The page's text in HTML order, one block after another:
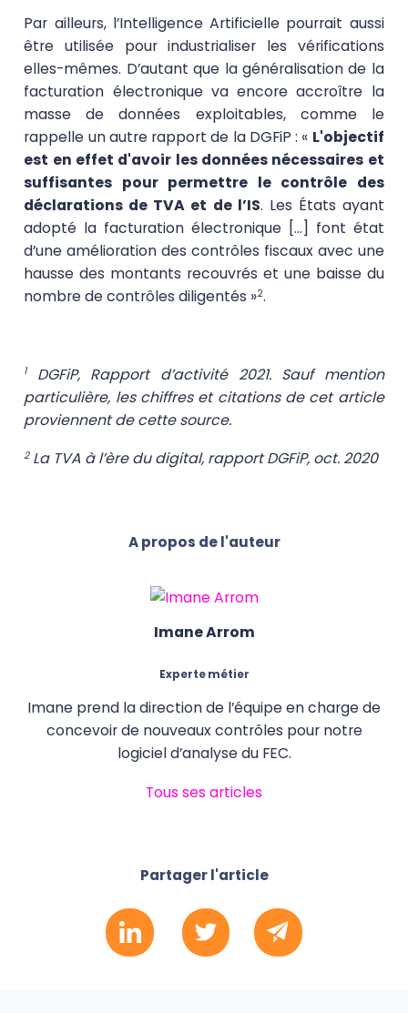
Par ailleurs, l’Intelligence Artificielle pourrait aussi
être utilisée pour industrialiser les vérifications
elles-mêmes. D’autant que la généralisation de la
facturation électronique va encore accroître la
masse de données exploitables, comme le
rappelle un autre rapport de la DGFiP : « L'objectif
est en effet d'avoir les données nécessaires et
suffisantes pour permettre le contrôle des
déclarations de TVA et de l’IS. Les États ayant
adopté la facturation électronique [...] font état
d’une amélioration des contrôles fiscaux avec une
hausse des montants recouvrés et une baisse du
nombre de contrôles diligentés »2.
1
DGFiP, Rapport d’activité 2021. Sauf mention
particulière, les chiffres et citations de cet article
proviennent de cette source.
2 La TVA à l’ère du digital, rapport DGFiP, oct. 2020
A propos de l'auteur
Imane Arrom
Experte métier
Imane prend la direction de l’équipe en charge de
concevoir de nouveaux contrôles pour notre
logiciel d’analyse du FEC.
Tous ses articles
Partager l'article